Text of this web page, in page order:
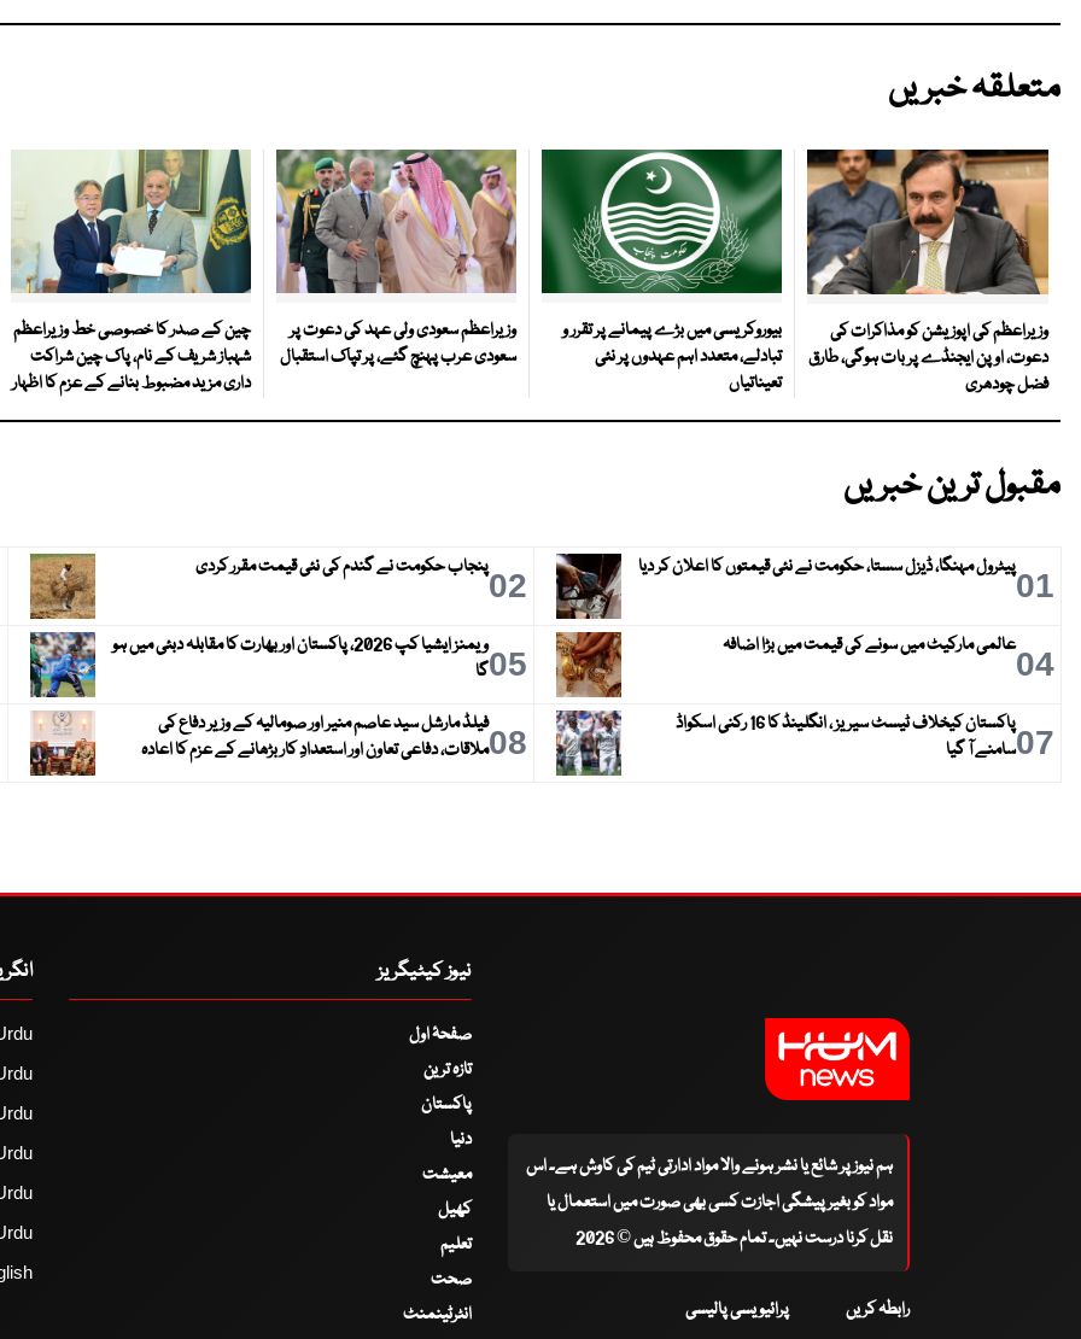
متعلقہ خبریں
وزیراعظم کی اپوزیشن کو مذاکرات کی
دعوت، اوپن ایجنڈے پر بات ہوگی، طارق
فضل چودھری
بیوروکریسی میں بڑے پیمانے پر تقرر و
تبادلے، متعدد اہم عہدوں پر نئی
تعیناتیاں
وزیراعظم سعودی ولی عہد کی دعوت پر
سعودی عرب پہنچ گئے، پر تپاک استقبال
چین کے صدر کا خصوصی خط وزیراعظم
شہباز شریف کے نام، پاک چین شراکت
داری مزید مضبوط بنانے کے عزم کا اظہار
مقبول ترین خبریں
01پیٹرول مہنگا، ڈیزل سستا، حکومت نے نئی قیمتوں کا اعلان کر دیا 02پنجاب حکومت نے گندم کی نئی قیمت مقرر کردی
04عالمی مارکیٹ میں سونے کی قیمت میں بڑا اضافہ 05
ویمنز ایشیا کپ 2026، پاکستان اور بھارت کا مقابلہ دبئی میں ہو
گا
07
پاکستان کیخلاف ٹیسٹ سیریز ، انگلینڈ کا 16 رکنی اسکواڈ
سامنے آ گیا
08فیلڈ مارشل سید عاصم منیر اور صومالیہ کے وزیر دفاع کی
ملاقات، دفاعی تعاون اور استعدادِ کار بڑھانے کے عزم کا اعادہ
ہم نیوز پر شائع یا نشر ہونے والا مواد ادارتی ٹیم کی کاوش ہے۔ اس
مواد کو بغیر پیشگی اجازت کسی بھی صورت میں استعمال یا
نقل کرنا درست نہیں۔ تمام حقوق محفوظ ہیں © 2026
رابطہ کریں پرائیویسی پالیسی
نیوز کیٹیگریز
صفحۂ اول
تازہ ترین
پاکستان
دنیا
معیشت
کھیل
تعلیم
صحت
انٹرٹینمنٹ